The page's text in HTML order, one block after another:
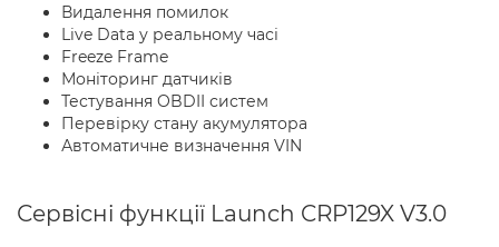
Видалення помилок
Live Data у реальному часі
Freeze Frame
Моніторинг датчиків
Тестування OBDII систем
Перевірку стану акумулятора
Автоматичне визначення VIN
Сервісні функції Launch CRP129X V3.0